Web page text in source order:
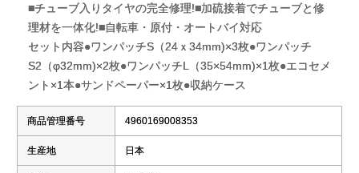
■チューブ入りタイヤの完全修理!■加硫接着でチューブと修
理材を一体化!■自転車・原付・オートバイ対応
セット内容●ワンパッチS（24ｘ34mm)×3枚●ワンパッチ
S2（φ32mm)×2枚●ワンパッチL（35×54mm)×1枚●エコセメ
ント×1本●サンドペーパー×1枚●収納ケース
商品管理番号 4960169008353
生産地 日本